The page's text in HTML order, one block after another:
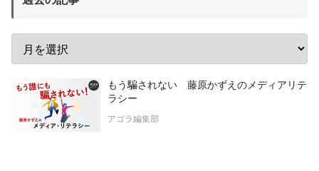
もう騙されない 藤原かずえのメディアリテ
ラシー
アゴラ編集部